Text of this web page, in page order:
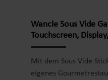
Wancle Sous Vide
Touchscreen,
bis 99 Grad
Mit dem Sous Vide
eigenes